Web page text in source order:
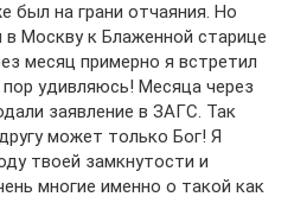
был на грани отчаяния. Но
в Москву к Блаженной старице
месяц примерно я встретил
удивляюсь! Месяца через
заявление в ЗАГС. Так
может только Бог! Я
твоей замкнутости и
многие именно о такой как